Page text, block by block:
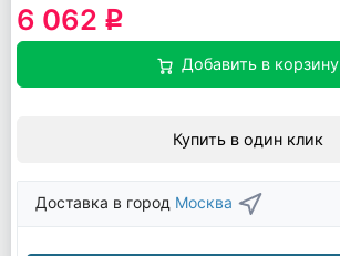
6 062 q
Добавить в корзину
Купить в один клик
Доставка в город Москва